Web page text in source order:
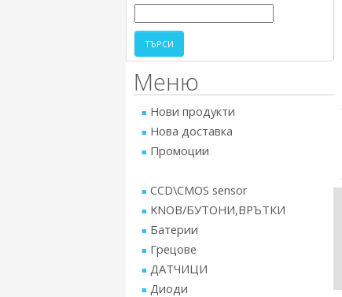
Меню
Нови продукти
Нова доставка
Промоции
CCD\CMOS sensor
KNOB/БУТОНИ,ВРЪТКИ
Батерии
Грецове
ДАТЧИЦИ
Диоди